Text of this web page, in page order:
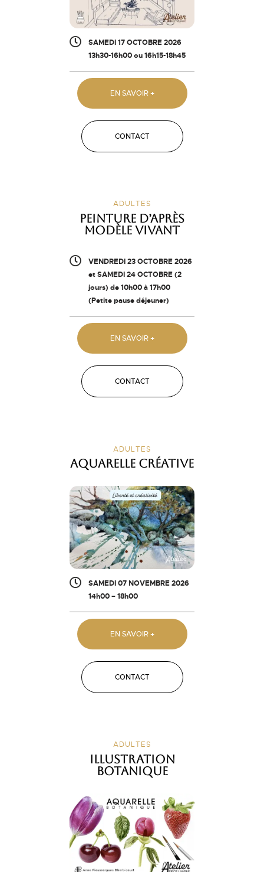
SAMEDI 17 OCTOBRE 2026
13h30-16h00 ou 16h15-18h45
EN SAVOIR +
CONTACT
ADULTES
Peinture d’après
modèle vivant
VENDREDI 23 OCTOBRE 2026
et SAMEDI 24 OCTOBRE (2
jours) de 10h00 à 17h00
(Petite pause déjeuner)
EN SAVOIR +
CONTACT
ADULTES
Aquarelle créative
SAMEDI 07 NOVEMBRE 2026
14h00 – 18h00
EN SAVOIR +
CONTACT
ADULTES
Illustration
botanique